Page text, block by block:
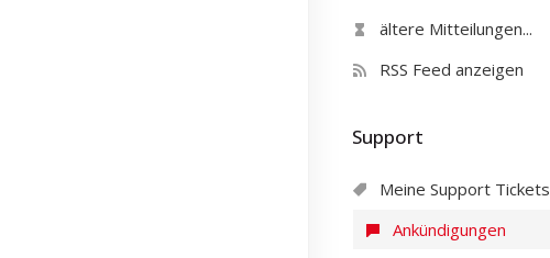
ältere Mitteilungen...
RSS Feed anzeigen
Support
Meine Support Tickets
Ankündigungen